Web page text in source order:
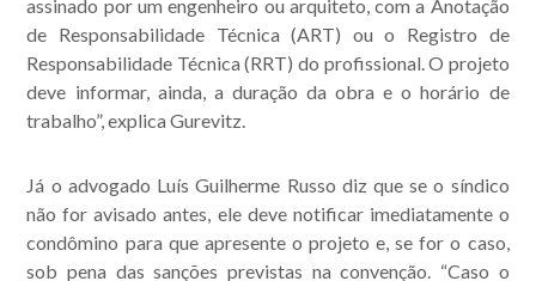
assinado por um engenheiro ou arquiteto, com a Anotação
de Responsabilidade Técnica (ART) ou o Registro de
Responsabilidade Técnica (RRT) do profissional. O projeto
deve informar, ainda, a duração da obra e o horário de
trabalho”, explica Gurevitz.
Já o advogado Luís Guilherme Russo diz que se o síndico
não for avisado antes, ele deve notificar imediatamente o
condômino para que apresente o projeto e, se for o caso,
sob pena das sanções previstas na convenção. “Caso o